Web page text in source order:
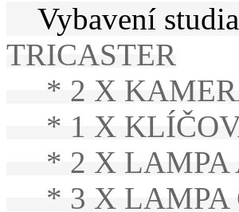
Vybavení
TRICASTER
* 2 X
* 1 X
* 2 X LAMPA
* 3 X LAMPA